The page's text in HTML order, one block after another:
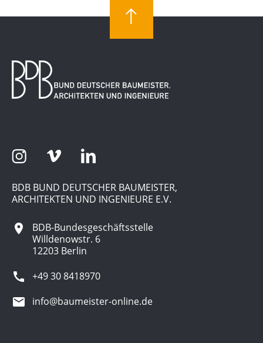
BDB BUND DEUTSCHER BAUMEISTER,
ARCHITEKTEN UND INGENIEURE E.V.
BDB-Bundesgeschäftsstelle
Willdenowstr. 6
12203 Berlin
+49 30 8418970
info@baumeister-online.de